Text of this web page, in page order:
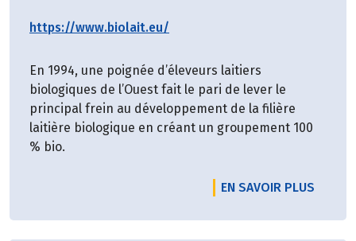
https://www.biolait.eu/
En 1994, une poignée d’éleveurs laitiers
biologiques de l’Ouest fait le pari de lever le
principal frein au développement de la filière
laitière biologique en créant un groupement 100
% bio.
EN SAVOIR PLUS